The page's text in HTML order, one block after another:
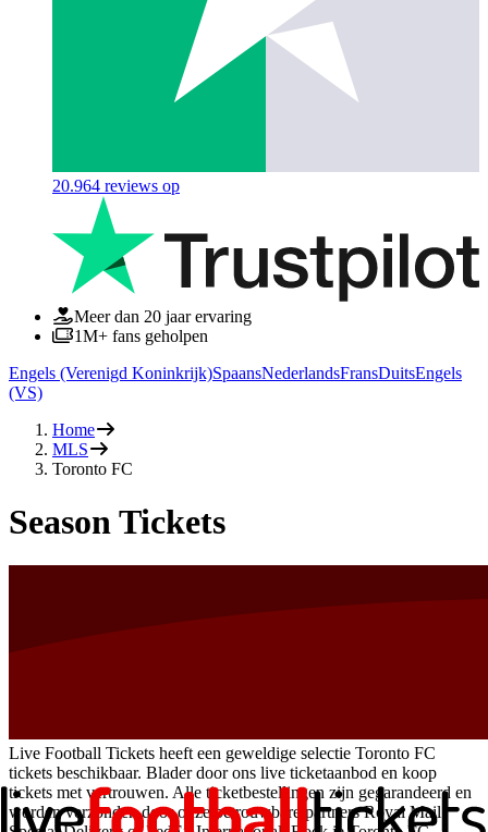
20.964 reviews op
Meer dan 20 jaar ervaring
1M+ fans geholpen
Engels (Verenigd Koninkrijk)SpaansNederlandsFransDuitsEngels
(VS)
Home
MLS
Toronto FC
Season Tickets
Live Football Tickets heeft een geweldige selectie Toronto FC
tickets beschikbaar. Blader door ons live ticketaanbod en koop
tickets met vertrouwen. Alle ticketbestellingen zijn gegarandeerd en
worden verzonden door onze betrouwbare partners Royal Mail